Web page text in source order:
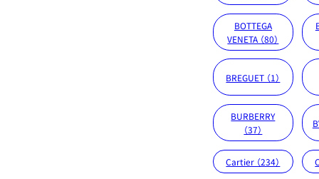
BOTTEGA
VENETA （80）
BREGUET （1）
BURBERRY
（37）
Cartier （234）